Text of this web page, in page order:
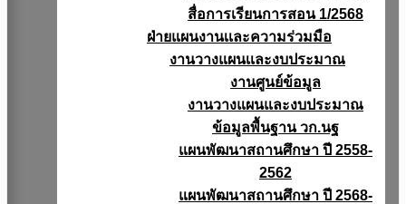
สื่อการเรียนการสอน 1/2568
ฝ่ายแผนงานเเละความร่วมมือ
งานวางแผนเเละงบประมาณ
งานศูนย์ข้อมูล
งานวางแผนและงบประมาณ
ข้อมูลพื้นฐาน วก.นฐ
แผนพัฒนาสถานศึกษา ปี 2558-
2562
แผนพัฒนาสถานศึกษา ปี 2568-